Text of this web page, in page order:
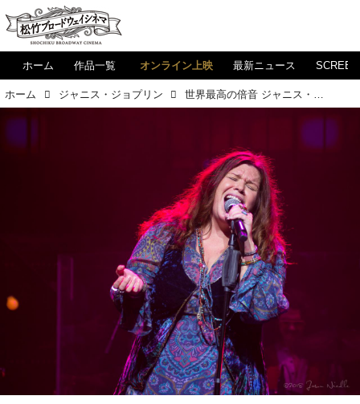
ホーム 作品一覧 オンライン上映 最新ニュース
ホーム ジャニス・ジョプリン 世界最高の倍音 ジャニス・ジョプリンの歌声に共鳴せずにはいられない！